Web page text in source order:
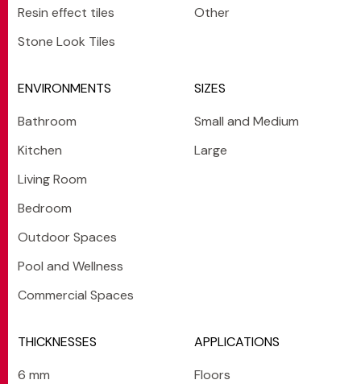
Resin effect tiles
Stone Look Tiles
Other
ENVIRONMENTS
Bathroom
Kitchen
Living Room
Bedroom
Outdoor Spaces
Pool and Wellness
Commercial Spaces
SIZES
Small and Medium
Large
THICKNESSES
6 mm
APPLICATIONS
Floors